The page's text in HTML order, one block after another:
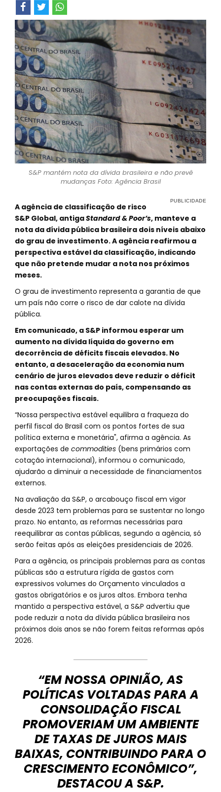
S&P mantém nota da dívida brasileira e não prevê
mudanças Foto: Agência Brasil
A agência de classificação de risco
S&P Global, antigaStandard & Poor’s, manteve a
nota da dívida pública brasileira dois níveis abaixo
do grau de investimento. A agência reafirmou a
perspectiva estável da classificação, indicando
que não pretende mudar a nota nos próximos
meses.
O grau de investimento representa a garantia de que
um país não corre o risco de dar calote na dívida
pública.
Em comunicado, a S&P informou esperar um
aumento na dívida líquida do governo em
decorrência de déficits fiscais elevados. No
entanto, a desaceleração da economia num
cenário de juros elevados deve reduzir o déficit
nas contas externas do país, compensando as
preocupações fiscais.
“Nossa perspectiva estável equilibra a fraqueza do
perfil fiscal do Brasil com os pontos fortes de sua
política externa e monetária", afirma a agência. As
exportações de commodities (bens primários com
cotação internacional), informou o comunicado,
ajudarão a diminuir a necessidade de financiamentos
externos.
Na avaliação da S&P, o arcabouço fiscal em vigor
desde 2023 tem problemas para se sustentar no longo
prazo. No entanto, as reformas necessárias para
reequilibrar as contas públicas, segundo a agência, só
serão feitas após as eleições presidenciais de 2026.
Para a agência, os principais problemas para as contas
públicas são a estrutura rígida de gastos com
expressivos volumes do Orçamento vinculados a
gastos obrigatórios e os juros altos. Embora tenha
mantido a perspectiva estável, a S&P advertiu que
pode reduzir a nota da dívida pública brasileira nos
próximos dois anos se não forem feitas reformas após
2026.
“EM NOSSA OPINIÃO, AS
POLÍTICAS VOLTADAS PARA A
CONSOLIDAÇÃO FISCAL
PROMOVERIAM UM AMBIENTE
DE TAXAS DE JUROS MAIS
BAIXAS, CONTRIBUINDO PARA O
CRESCIMENTO ECONÔMICO”,
DESTACOU A S&P.